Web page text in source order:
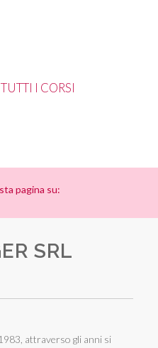
I CORSI
pagina su:
SRL
attraverso gli anni si